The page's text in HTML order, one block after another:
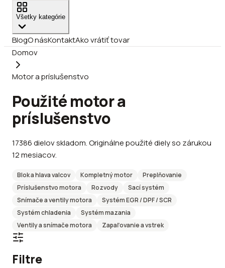
Všetky kategórie
BlogO násKontaktAko vrátiť tovar
Domov
Motor a príslušenstvo
Použité motor a
príslušenstvo
17386dielovskladom.Originálne použité diely so zárukou
12 mesiacov.
Blok a hlava valcov Kompletný motor
Preplňovanie
Príslušenstvo motora
Rozvody
Sací systém
Snímače a ventily motora
Systém EGR / DPF / SCR
Systém chladenia
Systém mazania
Ventily a snímače motora
Zapaľovanie a vstrek
Filtre